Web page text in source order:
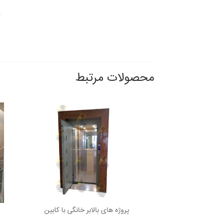
محصولات مرتبط
پروژه های بالابر خانگی با کابین